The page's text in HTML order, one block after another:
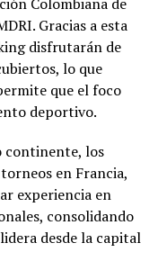
Gracias a esta
disfrutarán de
lo que
que el foco
deportivo.
continente, los
en Francia,
experiencia en
consolidando
desde la capital